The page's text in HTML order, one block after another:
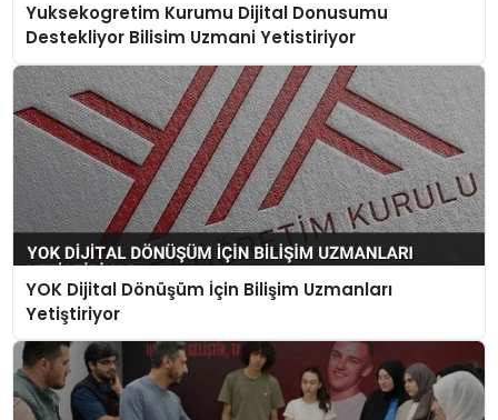
Yuksekogretim Kurumu Dijital Donusumu
Destekliyor Bilisim Uzmani Yetistiriyor
YOK Dijital Dönüşüm İçin Bilişim Uzmanları
Yetiştiriyor